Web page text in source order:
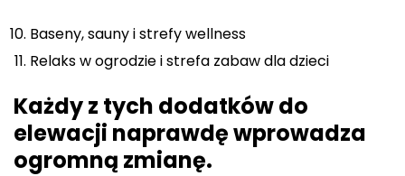
Baseny, sauny i strefy wellness
Relaks w ogrodzie i strefa zabaw dla dzieci
Każdy z tych dodatków do
elewacji naprawdę wprowadza
ogromną zmianę.